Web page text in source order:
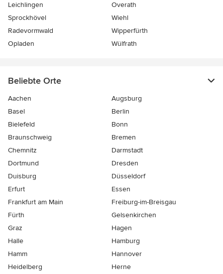
Leichlingen
Overath
Sprockhövel
Wiehl
Radevormwald
Wipperfürth
Opladen
Wülfrath
Beliebte Orte
Aachen
Augsburg
Basel
Berlin
Bielefeld
Bonn
Braunschweig
Bremen
Chemnitz
Darmstadt
Dortmund
Dresden
Duisburg
Düsseldorf
Erfurt
Essen
Frankfurt am Main
Freiburg-im-Breisgau
Fürth
Gelsenkirchen
Graz
Hagen
Halle
Hamburg
Hamm
Hannover
Heidelberg
Herne